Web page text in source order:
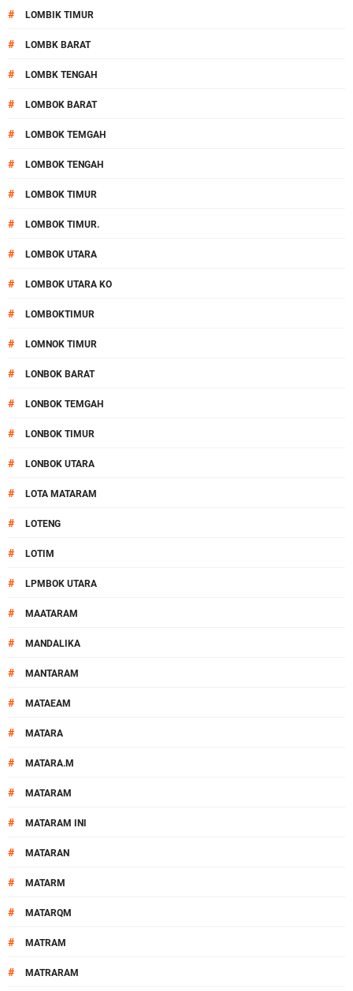
# LOMBIK TIMUR
# LOMBK BARAT
# LOMBK TENGAH
# LOMBOK BARAT
# LOMBOK TEMGAH
# LOMBOK TENGAH
# LOMBOK TIMUR
# LOMBOK TIMUR.
# LOMBOK UTARA
# LOMBOK UTARA KO
# LOMBOKTIMUR
# LOMNOK TIMUR
# LONBOK BARAT
# LONBOK TEMGAH
# LONBOK TIMUR
# LONBOK UTARA
# LOTA MATARAM
# LOTENG
# LOTIM
# LPMBOK UTARA
# MAATARAM
# MANDALIKA
# MANTARAM
# MATAEAM
# MATARA
# MATARA.M
# MATARAM
# MATARAM INI
# MATARAN
# MATARM
# MATARQM
# MATRAM
# MATRARAM